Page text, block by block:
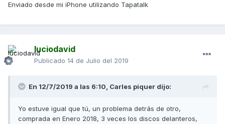
Enviado desde mi iPhone utilizando Tapatalk
luciodavid
Publicado 14 de Julio del 2019
En 12/7/2019 a las 6:10, Carles piquer dijo:
Yo estuve igual que tú, un problema detrás de otro,
comprada en Enero 2018, 3 veces los discos delanteros,